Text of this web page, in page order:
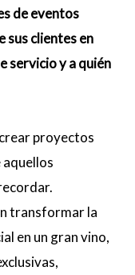
de eventos
sus clientes en
servicio y a quién
proyectos
aquellos
transformar la
en un gran vino,